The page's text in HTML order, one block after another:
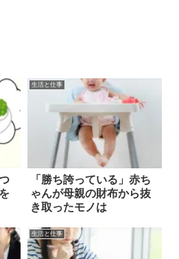
生活と仕事
「勝ち誇っている」赤ち
ゃんが母親の財布から抜
き取ったモノは
生活と仕事